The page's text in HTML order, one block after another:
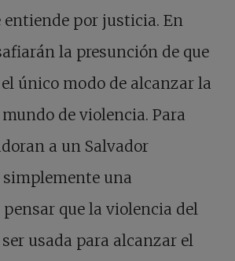
entiende por justicia. En
la presunción de que
único modo de alcanzar la
de violencia. Para
a un Salvador
una
que la violencia del
usada para alcanzar el